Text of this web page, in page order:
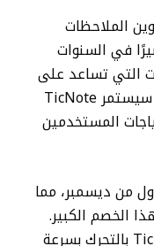
الملاحظات
في السنوات
التي تساعد على
تنظيم المعلومات وتحسين الإنتاجية. سيستمر TicNote
المستخدمين
من ديسمبر، مما
الخصم الكبير.
يُنصح المهتمون بالاشتراك في TicNote بالتحرك بسرعة